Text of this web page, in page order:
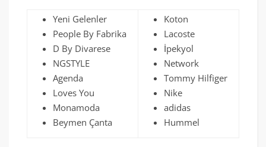
Yeni Gelenler
People By Fabrika
D By Divarese
NGSTYLE
Agenda
Loves You
Monamoda
Beymen Çanta
Koton
Lacoste
İpekyol
Network
Tommy Hilfiger
Nike
adidas
Hummel